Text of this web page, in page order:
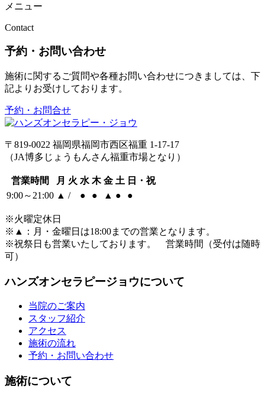
メニュー
Contact
予約・お問い合わせ
施術に関するご質問や各種お問い合わせにつきましては、下
記よりお受けしております。
予約・お問合せ
〒819-0022 福岡県福岡市西区福重 1-17-17
（JA博多じょうもんさん福重市場となり）
営業時間 月 火 水 木 金 土 日・祝
9:00～21:00 ▲ / ● ● ▲ ● ●
※火曜定休日
※ ▲
：月・金曜日は18:00までの営業となります。
※祝祭日も営業いたしております。 営業時間（受付は随時
可）
ハンズオンセラピージョウについて
当院のご案内
スタッフ紹介
アクセス
施術の流れ
予約・お問い合わせ
施術について